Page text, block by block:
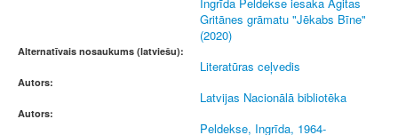
Gritānes grāmatu "Jēkabs Bīne"
(2020)
Alternatīvais nosaukums (latviešu):
Literatūras ceļvedis
Autors:
Latvijas Nacionālā bibliotēka
Autors:
Peldekse, Ingrīda, 1964-